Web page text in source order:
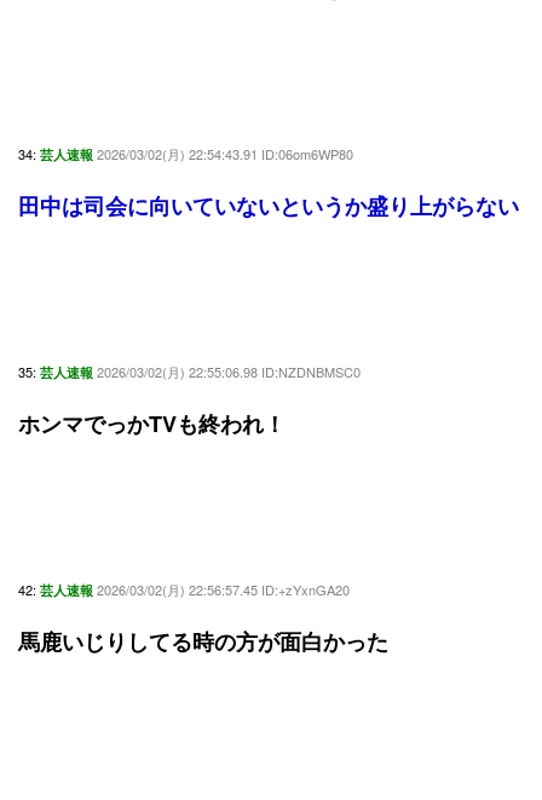
34: 芸人速報 2026/03/02(月) 22:54:43.91 ID:06om6WP80
田中は司会に向いていないというか盛り上がらない
35: 芸人速報 2026/03/02(月) 22:55:06.98 ID:NZDNBMSC0
ホンマでっかTVも終われ！
42: 芸人速報 2026/03/02(月) 22:56:57.45 ID:+zYxnGA20
馬鹿いじりしてる時の方が面白かった